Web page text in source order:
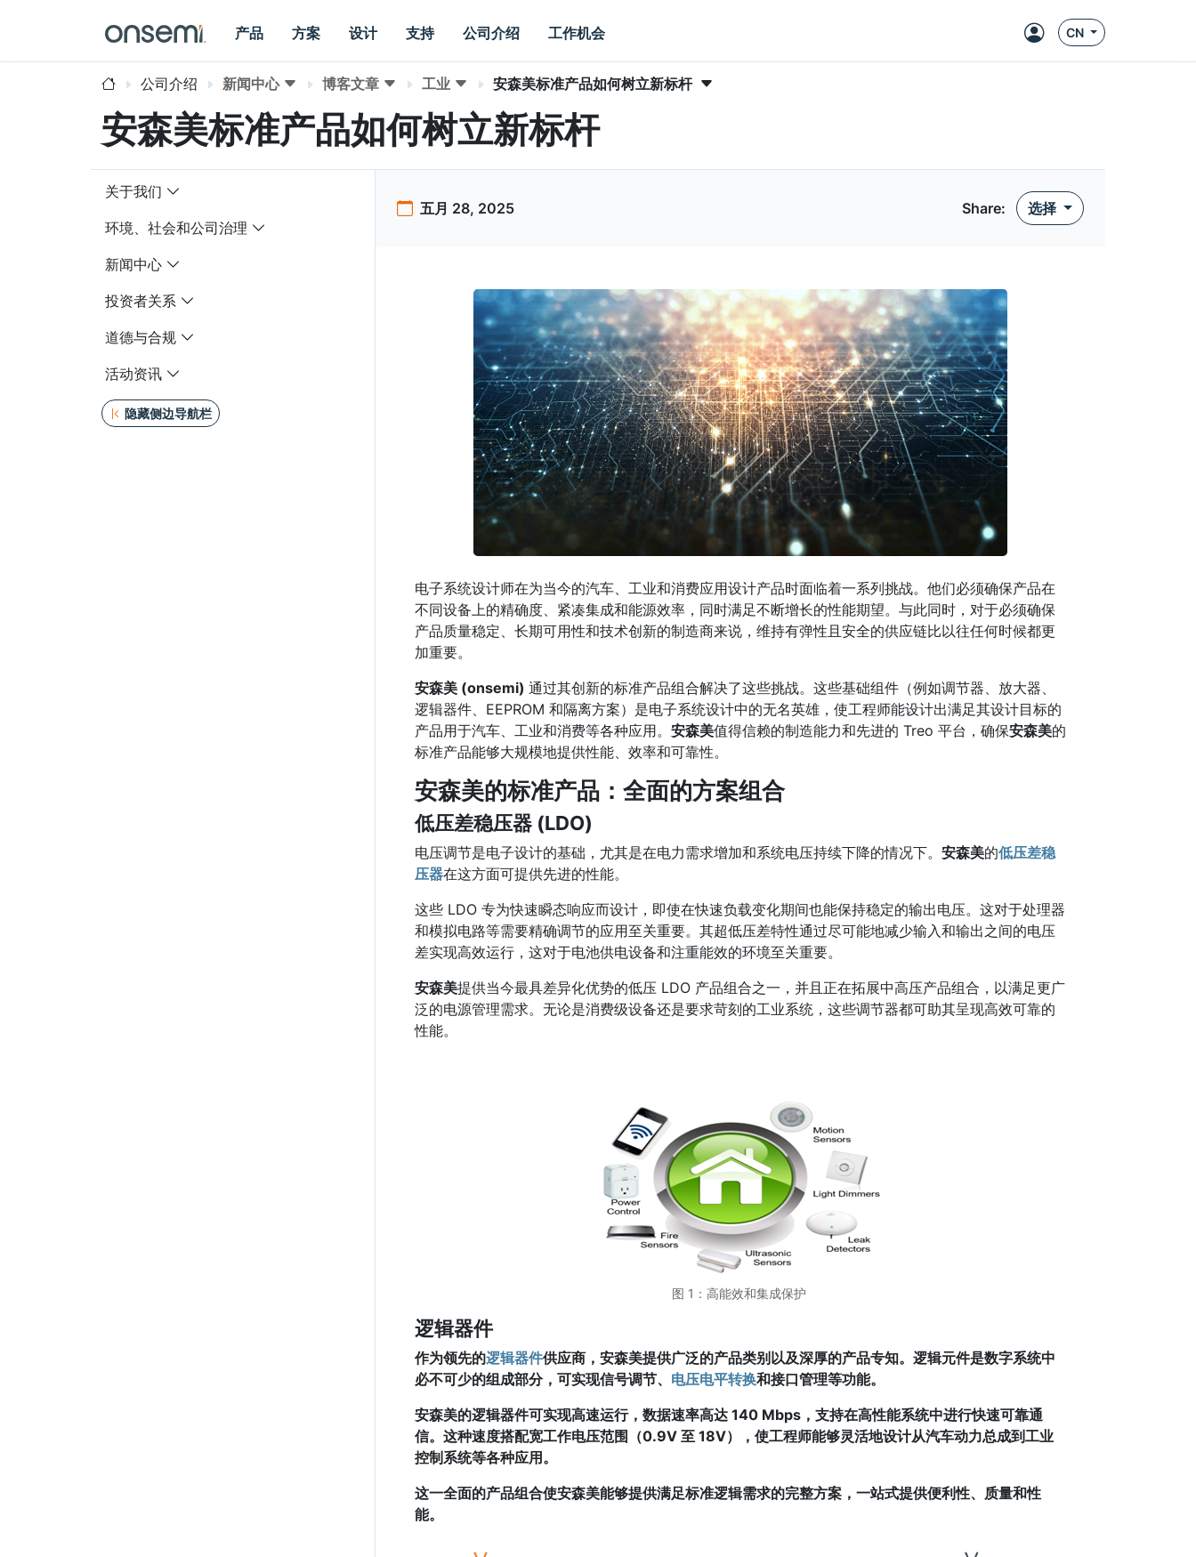
产品 方案 设计 支持 公司介绍 工作机会 CN
公司介绍 新闻中心 博客文章 工业 安森美标准产品如何树立新标杆
安森美标准产品如何树立新标杆
关于我们
环境、社会和公司治理
新闻中心
投资者关系
道德与合规
活动资讯
隐藏侧边导航栏
五月 28, 2025 Share: 选择
电子系统设计师在为当今的汽车、工业和消费应用设计产品时面临着一系列挑战。他们必须确保产品在
不同设备上的精确度、紧凑集成和能源效率，同时满足不断增长的性能期望。与此同时，对于必须确保
产品质量稳定、长期可用性和技术创新的制造商来说，维持有弹性且安全的供应链比以往任何时候都更
加重要。
安森美 (onsemi) 通过其创新的标准产品组合解决了这些挑战。这些基础组件（例如调节器、放大器、
逻辑器件、EEPROM 和隔离方案）是电子系统设计中的无名英雄，使工程师能设计出满足其设计目标的
产品用于汽车、工业和消费等各种应用。 安森美值得信赖的制造能力和先进的 Treo 平台，确保安森美的
标准产品能够大规模地提供性能、效率和可靠性。
安森美的标准产品：全面的方案组合
低压差稳压器 (LDO)
电压调节是电子设计的基础，尤其是在电力需求增加和系统电压持续下降的情况下。 安森美的低压差稳
压器在这方面可提供先进的性能。
这些 LDO 专为快速瞬态响应而设计，即使在快速负载变化期间也能保持稳定的输出电压。这对于处理器
和模拟电路等需要精确调节的应用至关重要。其超低压差特性通过尽可能地减少输入和输出之间的电压
差实现高效运行，这对于电池供电设备和注重能效的环境至关重要。
安森美提供当今最具差异化优势的低压 LDO 产品组合之一，并且正在拓展中高压产品组合，以满足更广
泛的电源管理需求。无论是消费级设备还是要求苛刻的工业系统，这些调节器都可助其呈现高效可靠的
性能。
图 1：高能效和集成保护
逻辑器件
作为领先的逻辑器件供应商，安森美提供广泛的产品类别以及深厚的产品专知。逻辑元件是数字系统中
必不可少的组成部分，可实现信号调节、 电压电平转换和接口管理等功能。
安森美的逻辑器件可实现高速运行，数据速率高达 140 Mbps，支持在高性能系统中进行快速可靠通
信。这种速度搭配宽工作电压范围（0.9V 至 18V），使工程师能够灵活地设计从汽车动力总成到工业
控制系统等各种应用。
这一全面的产品组合使安森美能够提供满足标准逻辑需求的完整方案，一站式提供便利性、质量和性
能。